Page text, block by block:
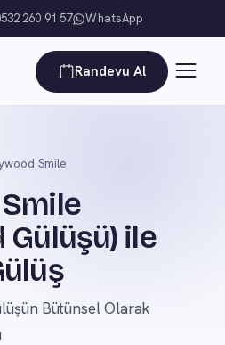
260 91 57 WhatsApp
Randevu Al
Smile
ile
Bütünsel Olarak